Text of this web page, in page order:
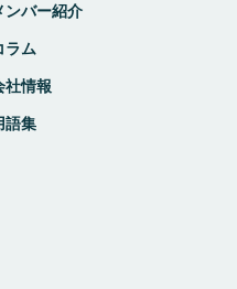
ンバー紹介
ラム
社情報
語集